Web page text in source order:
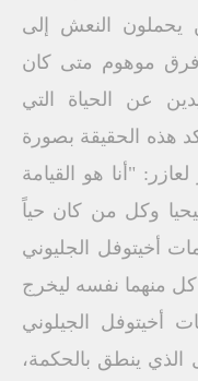
يحملون النعش إلى
فرق موهوم متى كان
عن الحياة التي
هذه الحقيقة بصورة
"أنا هو القيامة
وكل من كان حياً
أخيتوفل الجليوني
منهما نفسه ليخرج
أخيتوفل الجيلوني
الذي ينطق بالحكمة،